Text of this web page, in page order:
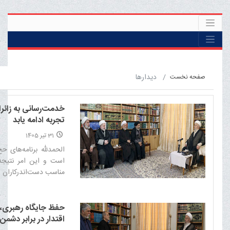
صفحه نخست ديدارها
خدمت‌رسانی به
تجربه ادامه یابد
31 تیر 1405
الحمدلله
است و این امر
مناسب
حفظ جایگاه
اقتدار در برابر